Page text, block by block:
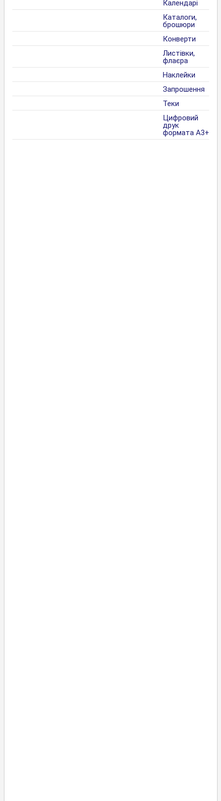
Календарі
Каталоги,
брошюри
Конверти
Листівки,
флаєра
Наклейки
Запрошення
Теки
Цифровий
друк
формата А3+